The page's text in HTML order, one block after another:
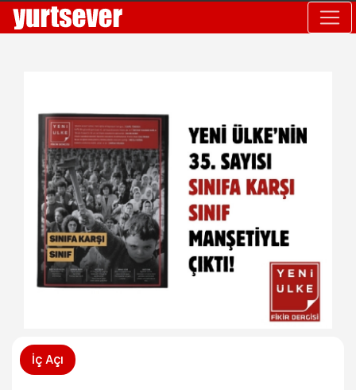
İç Açı